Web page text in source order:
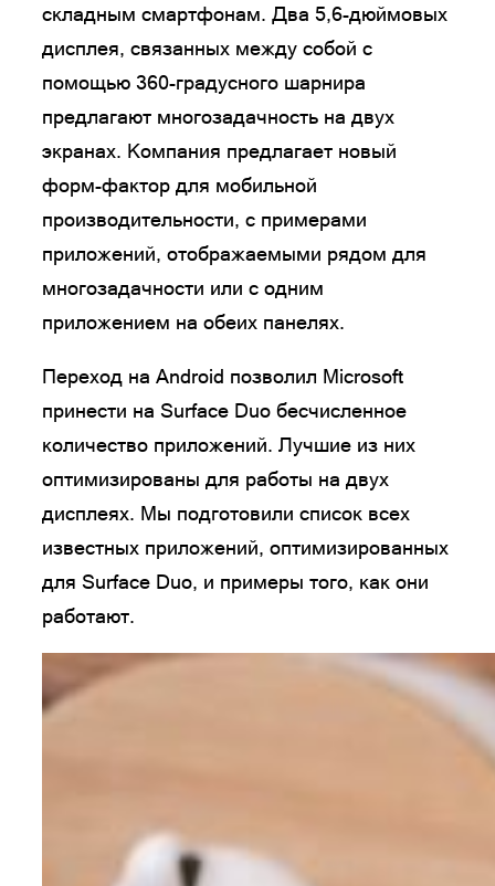
складным смартфонам. Два 5,6-дюймовых
дисплея, связанных между собой с
помощью 360-градусного шарнира
предлагают многозадачность на двух
экранах. Компания предлагает новый
форм-фактор для мобильной
производительности, с примерами
приложений, отображаемыми рядом для
многозадачности или с одним
приложением на обеих панелях.
Переход на Android позволил Microsoft
принести на Surface Duo бесчисленное
количество приложений. Лучшие из них
оптимизированы для работы на двух
дисплеях. Мы подготовили список всех
известных приложений, оптимизированных
для Surface Duo, и примеры того, как они
работают.